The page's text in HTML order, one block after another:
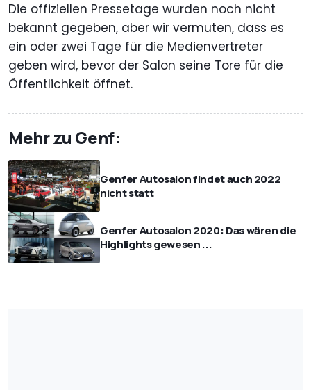
Die offiziellen Pressetage wurden noch nicht
bekannt gegeben, aber wir vermuten, dass es
ein oder zwei Tage für die Medienvertreter
geben wird, bevor der Salon seine Tore für die
Öffentlichkeit öffnet.
Mehr zu Genf:
Genfer Autosalon findet auch 2022
nicht statt
Genfer Autosalon 2020: Das wären die
Highlights gewesen ...